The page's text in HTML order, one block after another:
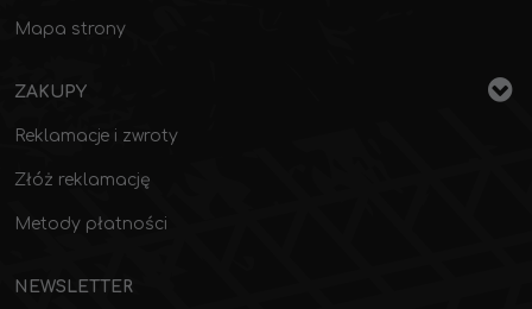
Mapa strony
ZAKUPY
Reklamacje i zwroty
Złóż reklamację
Metody płatności
NEWSLETTER